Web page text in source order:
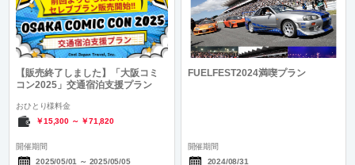
【販売終了しました】「大阪コミ
コン2025」交通宿泊支援プラン
おひとり様料金
￥15,300～ ￥71,820
開催期間
2025/05/01
～ 2025/05/05
FUELFEST2024満喫プラン
開催期間
2024/08/31